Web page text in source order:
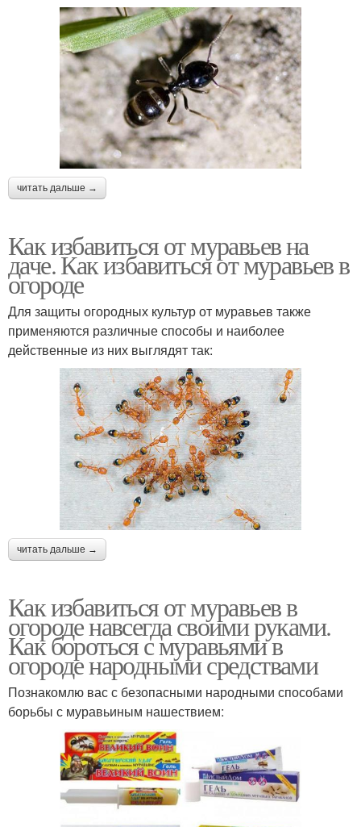
читать дальше →
Как избавиться от муравьев на
даче. Как избавиться от муравьев в
огороде
Для защиты огородных культур от муравьев также
применяются различные способы и наиболее
действенные из них выглядят так:
читать дальше →
Как избавиться от муравьев в
огороде навсегда своими руками.
Как бороться с муравьями в
огороде народными средствами
Познакомлю вас с безопасными народными способами
борьбы с муравьиным нашествием: